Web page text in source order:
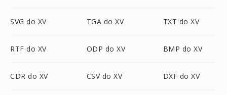
SVG do XV TGA do XV TXT do XV
RTF do XV ODP do XV BMP do XV
CDR do XV CSV do XV DXF do XV